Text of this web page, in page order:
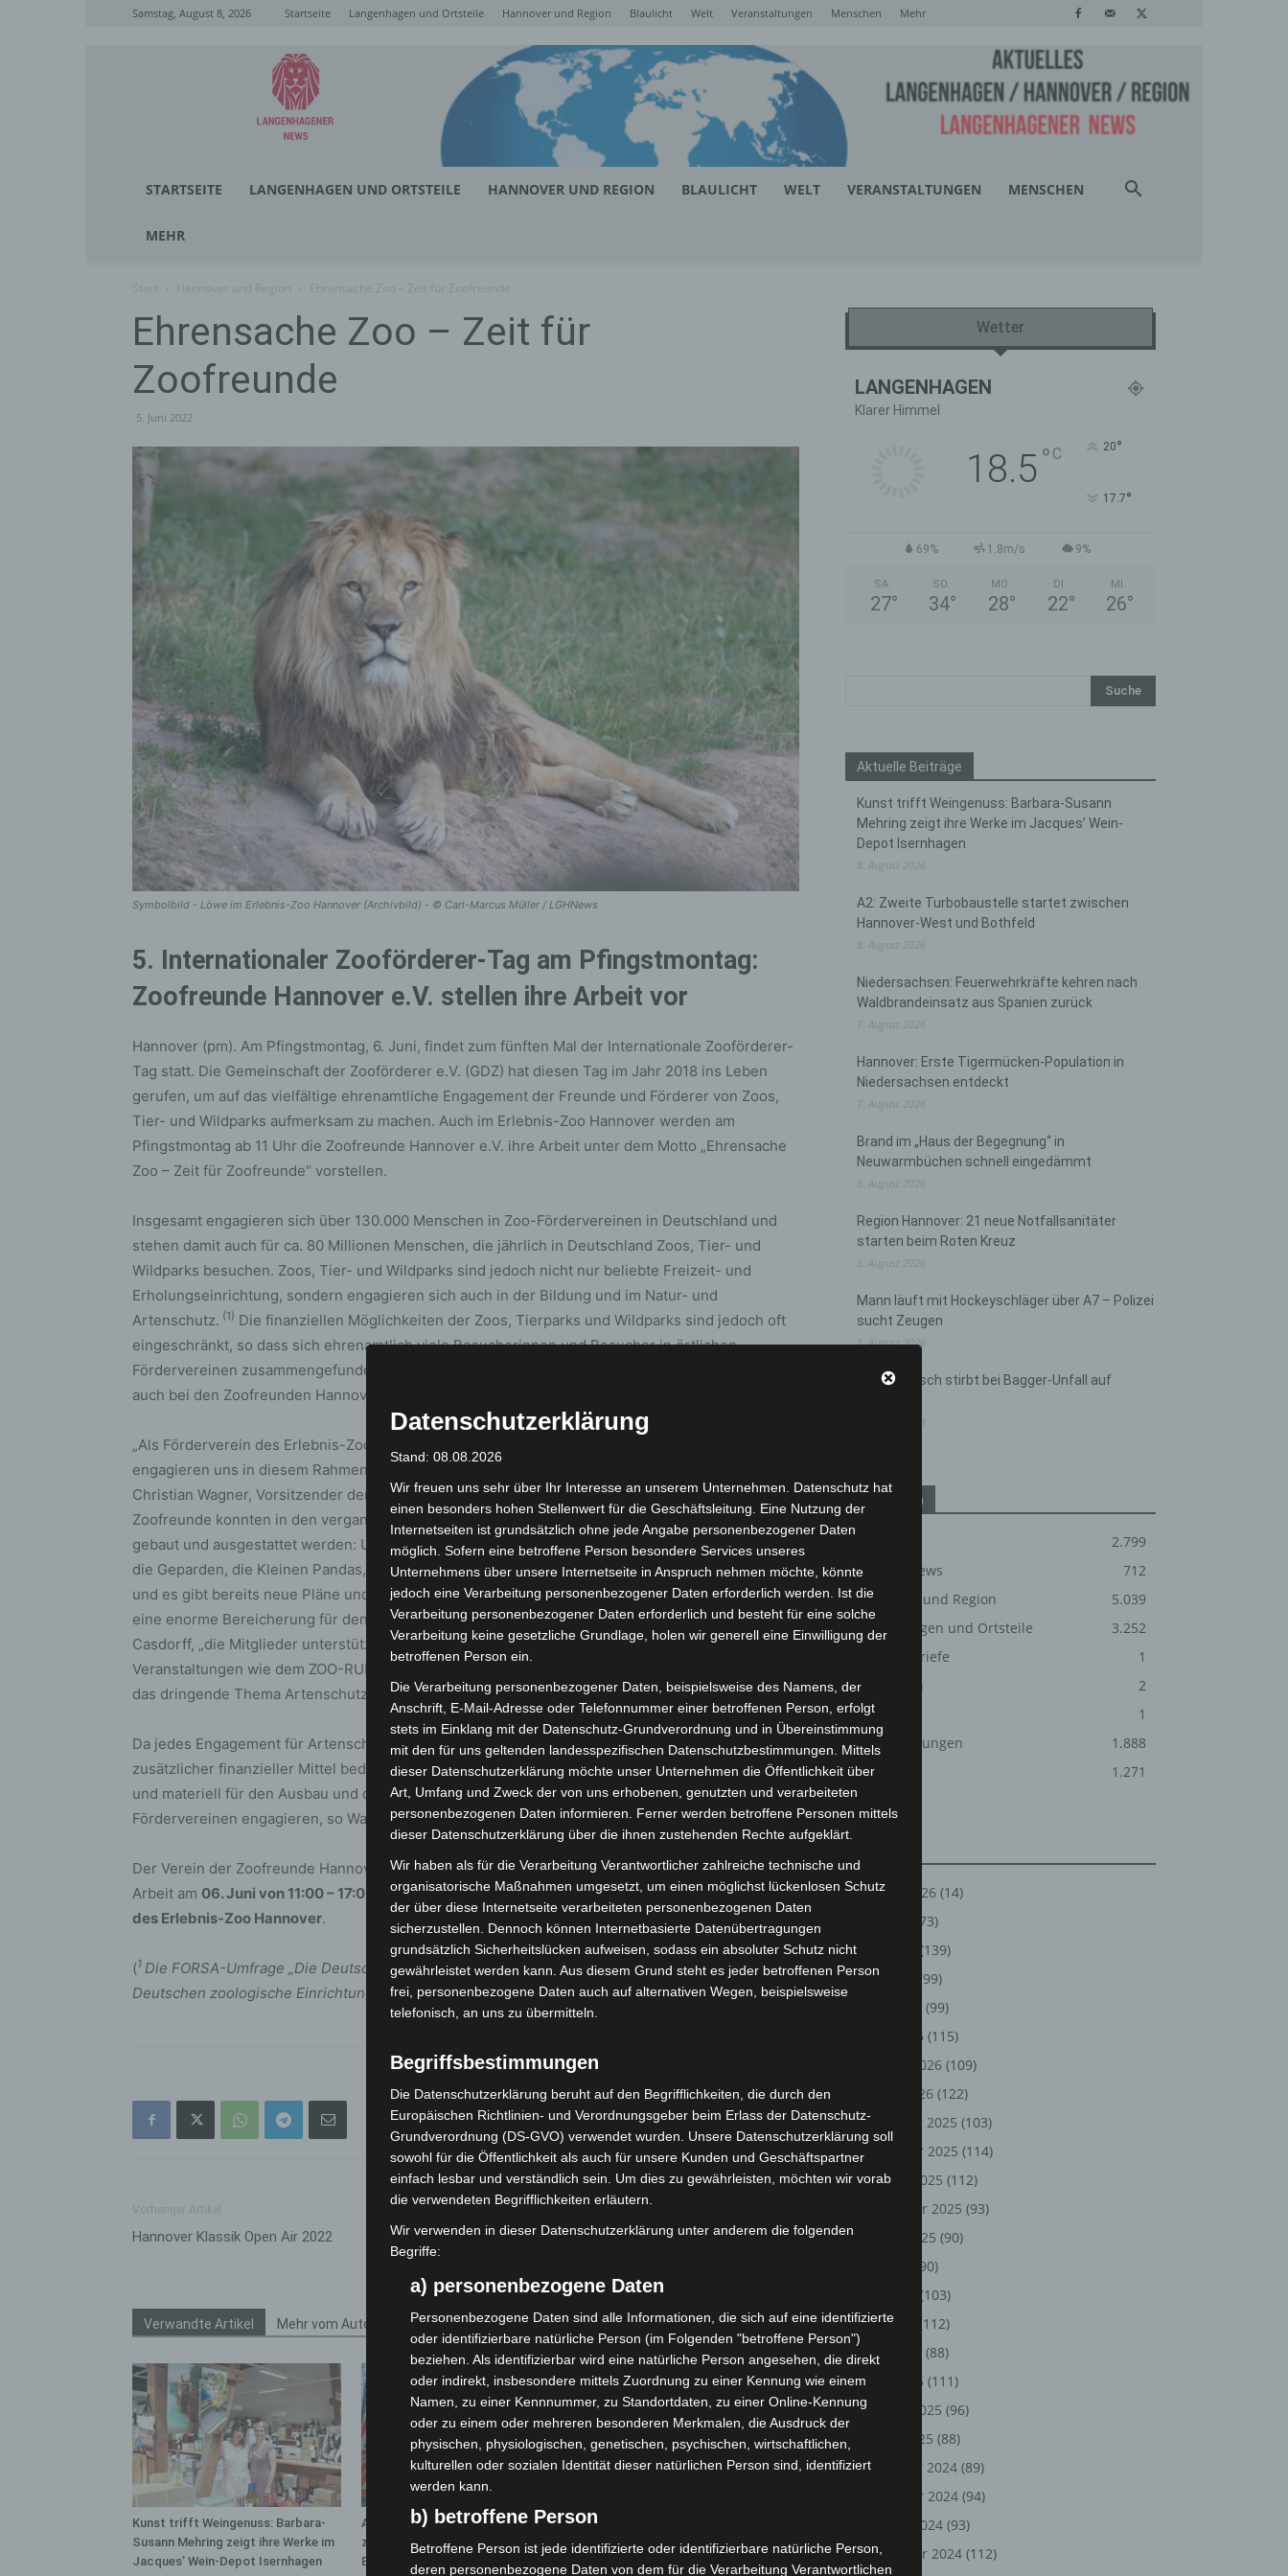
Samstag, August 8, 2026 Startseite Langenhagen und Ortsteile Hannover und Region Blaulicht Welt Veranstaltungen Menschen Mehr
Langenhagener
News
STARTSEITE LANGENHAGEN UND ORTSTEILE HANNOVER UND REGION BLAULICHT WELT VERANSTALTUNGEN MENSCHEN
MEHR
Ehrensache Zoo – Zeit für
Zoofreunde
5. Juni 2022
Symbolbild - Löwe im Erlebnis-Zoo Hannover (Archivbild) - © Carl-Marcus Müller / LGHNews
5. Internationaler Zooförderer-Tag am Pfingstmontag:
Zoofreunde Hannover e.V. stellen ihre Arbeit vor
Hannover (pm). Am Pfingstmontag, 6. Juni, findet zum fünften Mal der Internationale Zooförderer-
Tag statt. Die Gemeinschaft der Zooförderer e.V. (GDZ) hat diesen Tag im Jahr 2018 ins Leben
gerufen, um auf das vielfältige ehrenamtliche Engagement der Freunde und Förderer von Zoos,
Tier- und Wildparks aufmerksam zu machen. Auch im Erlebnis-Zoo Hannover werden am
Pfingstmontag ab 11 Uhr die Zoofreunde Hannover e.V. ihre Arbeit unter dem Motto „Ehrensache
Zoo – Zeit für Zoofreunde“ vorstellen.
Insgesamt engagieren sich über 130.000 Menschen in Zoo-Fördervereinen in Deutschland und
stehen damit auch für ca. 80 Millionen Menschen, die jährlich in Deutschland Zoos, Tier- und
Wildparks besuchen. Zoos, Tier- und Wildparks sind jedoch nicht nur beliebte Freizeit- und
Erholungseinrichtung, sondern engagieren sich auch in der Bildung und im Natur- und
Artenschutz. (1) Die finanziellen Möglichkeiten der Zoos, Tierparks und Wildparks sind jedoch oft
eingeschränkt, so dass sich ehrenamtlich viele Besucherinnen und Besucher in örtlichen
Fördervereinen zusammengefunden haben, um die wichtige zoologische Arbeit zu fördern – so
auch bei den Zoofreunden Hannover e.V.
„Als Förderverein des Erlebnis-Zoo Hannover sind wir Teil einer großen Zoofamilie und
engagieren uns in diesem Rahmen auch überregional für den Natur- und Artenschutz“, so
Christian Wagner, Vorsitzender der Zoofreunde Hannover e.V. Dank der Unterstützung der
Zoofreunde konnten in den vergangenen 50 Jahren schon viele Tier-Anlagen im Erlebnis-Zoo
gebaut und ausgestattet werden: Unter anderem für die Wölfe, die Junggibbons, die Greifvögel,
die Geparden, die Kleinen Pandas, die Menschenaffen, zuletzt für die Schneeeulen in Yukon Bay –
und es gibt bereits neue Pläne und Ideen. „Das ehrenamtliche Engagement der Zoofreunde ist
eine enorme Bereicherung für den Erlebnis-Zoo Hannover“, so Zoo-Geschäftsführer Andreas M.
Casdorff, „die Mitglieder unterstützen den Zoo nicht nur finanziell, sondern auch bei
Veranstaltungen wie dem ZOO-RUN und bei speziellen Führungen. Gemeinsam setzen wir uns für
das dringende Thema Artenschutz ein.“
Da jedes Engagement für Artenschutzprojekte, jede Investition in einen Zoo, Tier- oder Wildpark
zusätzlicher finanzieller Mittel bedürfe, sei es wichtig, dass Menschen sich in ihrer Freizeit ideell
und materiell für den Ausbau und die Weiterentwicklung der Zoolandschaft in ihren
Fördervereinen engagieren, so Wagner.
Der Verein der Zoofreunde Hannover e.V. mit zurzeit über 750 Mitgliedern präsentiert seine
Arbeit am 06. Juni von 11:00 – 17:00 Uhrvor dem Vereinsbüro der Zoofreunde imEingangsbericht
des Erlebnis-Zoo Hannover.
(1 Die FORSA-Umfrage „Die Deutschen und ihre Zoos“ aus dem Zoo 2020 ergab, dass 82 % der
Deutschen zoologische Einrichtungen befürworten.www.vdz.org )
Hannover Klassik Open Air 2022
Mann bei Messerattacke am Weißekreuzplatz
Verwandte Artikel Mehr vom Autor
Kunst trifft Weingenuss: Barbara-
Susann Mehring zeigt ihre Werke im
Jacques’ Wein-Depot Isernhagen
A2: Zweite Turbobaustelle startet
zwischen Hannover-West und
Bothfeld
Niedersachsen: Feuerwehrkräfte
kehren nach Waldbrandeinsatz aus
Spanien zurück
Wetter
LANGENHAGEN
Klarer Himmel
18.5° C 20°
17.7°
69% 1.8m/s 9%
SA.
27°
SO.
34°
MO.
28°
DI.
22°
MI.
26°
Aktuelle Beiträge
Kunst trifft Weingenuss: Barbara-Susann
Mehring zeigt ihre Werke im Jacques’ Wein-
Depot Isernhagen
8. August 2026
A2: Zweite Turbobaustelle startet zwischen
Hannover-West und Bothfeld
8. August 2026
Niedersachsen: Feuerwehrkräfte kehren nach
Waldbrandeinsatz aus Spanien zurück
7. August 2026
Hannover: Erste Tigermücken-Population in
Niedersachsen entdeckt
7. August 2026
Brand im „Haus der Begegnung“ in
Neuwarmbüchen schnell eingedämmt
6. August 2026
Region Hannover: 21 neue Notfallsanitäter
starten beim Roten Kreuz
5. August 2026
Mann läuft mit Hockeyschläger über A7 – Polizei
sucht Zeugen
5. August 2026
Celle: Mensch stirbt bei Bagger-Unfall auf
Kategorien
2.799
Corona-News
712
Hannover und Region
5.039
Langenhagen und Ortsteile
3.252
Leserbriefe
1
Menschen
2
Über uns
1
Veranstaltungen
1.888
Welt
1.271
August 2026 (14)
(73)
(139)
Mai 2026
(99)
(99)
März 2026 (115)
Februar 2026 (109)
Januar 2026 (122)
Dezember 2025 (103)
November 2025 (114)
Oktober 2025 (112)
September 2025 (93)
August 2025 (90)
(90)
(103)
Mai 2025
(112)
April 2025
(88)
März 2025 (111)
Februar 2025 (96)
Januar 2025 (88)
Dezember 2024 (89)
November 2024 (94)
Oktober 2024 (93)
September 2024 (112)
Datenschutzerklärung
Stand: 08.08.2026
Wir freuen uns sehr über Ihr Interesse an unserem Unternehmen. Datenschutz hat
einen besonders hohen Stellenwert für die Geschäftsleitung. Eine Nutzung der
Internetseiten ist grundsätzlich ohne jede Angabe personenbezogener Daten
möglich. Sofern eine betroffene Person besondere Services unseres
Unternehmens über unsere Internetseite in Anspruch nehmen möchte, könnte
jedoch eine Verarbeitung personenbezogener Daten erforderlich werden. Ist die
Verarbeitung personenbezogener Daten erforderlich und besteht für eine solche
Verarbeitung keine gesetzliche Grundlage, holen wir generell eine Einwilligung der
betroffenen Person ein.
Die Verarbeitung personenbezogener Daten, beispielsweise des Namens, der
Anschrift, E-Mail-Adresse oder Telefonnummer einer betroffenen Person, erfolgt
stets im Einklang mit der Datenschutz-Grundverordnung und in Übereinstimmung
mit den für uns geltenden landesspezifischen Datenschutzbestimmungen. Mittels
dieser Datenschutzerklärung möchte unser Unternehmen die Öffentlichkeit über
Art, Umfang und Zweck der von uns erhobenen, genutzten und verarbeiteten
personenbezogenen Daten informieren. Ferner werden betroffene Personen mittels
dieser Datenschutzerklärung über die ihnen zustehenden Rechte aufgeklärt.
Wir haben als für die Verarbeitung Verantwortlicher zahlreiche technische und
organisatorische Maßnahmen umgesetzt, um einen möglichst lückenlosen Schutz
der über diese Internetseite verarbeiteten personenbezogenen Daten
sicherzustellen. Dennoch können Internetbasierte Datenübertragungen
grundsätzlich Sicherheitslücken aufweisen, sodass ein absoluter Schutz nicht
gewährleistet werden kann. Aus diesem Grund steht es jeder betroffenen Person
frei, personenbezogene Daten auch auf alternativen Wegen, beispielsweise
telefonisch, an uns zu übermitteln.
Begriffsbestimmungen
Die Datenschutzerklärung beruht auf den Begrifflichkeiten, die durch den
Europäischen Richtlinien- und Verordnungsgeber beim Erlass der Datenschutz-
Grundverordnung (DS-GVO) verwendet wurden. Unsere Datenschutzerklärung soll
sowohl für die Öffentlichkeit als auch für unsere Kunden und Geschäftspartner
einfach lesbar und verständlich sein. Um dies zu gewährleisten, möchten wir vorab
die verwendeten Begrifflichkeiten erläutern.
Wir verwenden in dieser Datenschutzerklärung unter anderem die folgenden
Begriffe:
a) personenbezogene Daten
Personenbezogene Daten sind alle Informationen, die sich auf eine identifizierte
oder identifizierbare natürliche Person (im Folgenden "betroffene Person")
beziehen. Als identifizierbar wird eine natürliche Person angesehen, die direkt
oder indirekt, insbesondere mittels Zuordnung zu einer Kennung wie einem
Namen, zu einer Kennnummer, zu Standortdaten, zu einer Online-Kennung
oder zu einem oder mehreren besonderen Merkmalen, die Ausdruck der
physischen, physiologischen, genetischen, psychischen, wirtschaftlichen,
kulturellen oder sozialen Identität dieser natürlichen Person sind, identifiziert
werden kann.
b) betroffene Person
Betroffene Person ist jede identifizierte oder identifizierbare natürliche Person,
deren personenbezogene Daten von dem für die Verarbeitung Verantwortlichen